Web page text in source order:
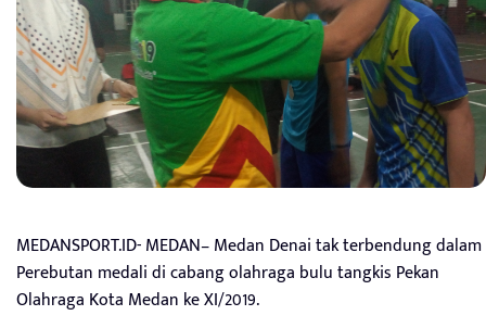
MEDANSPORT.ID- MEDAN– Medan Denai tak terbendung dalam
Perebutan medali di cabang olahraga bulu tangkis Pekan
Olahraga Kota Medan ke XI/2019.